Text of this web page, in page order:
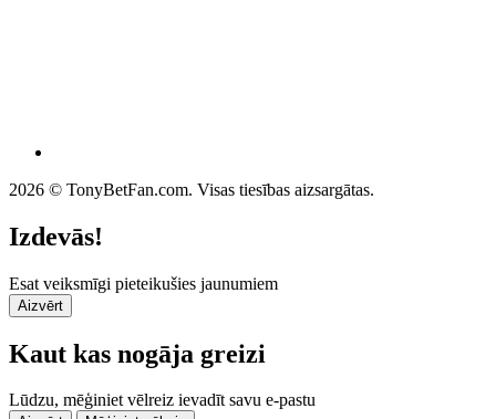
2026 © TonyBetFan.com. Visas tiesības aizsargātas.
Izdevās!
Esat veiksmīgi pieteikušies jaunumiem
Aizvērt
Kaut kas nogāja greizi
Lūdzu, mēģiniet vēlreiz ievadīt savu e-pastu